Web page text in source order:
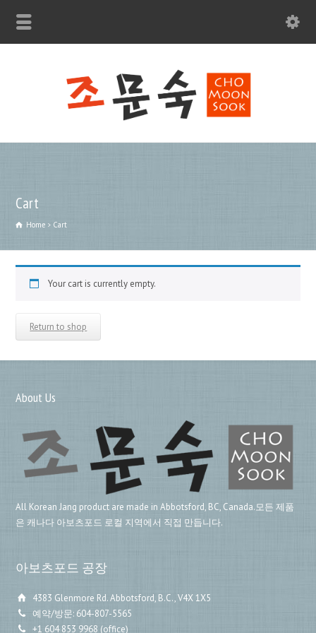
Cart
Home Cart
Your cart is currently empty.
Return to shop
About Us
All Korean Jang product are made in Abbotsford, BC, Canada.모든 제품
은 캐나다 아보츠포드 로컬 지역에서 직접 만듭니다.
아보츠포드 공장
4383 Glenmore Rd. Abbotsford, B.C., V4X 1X5
예약/방문: 604-807-5565
+1 604 853 9968 (office)